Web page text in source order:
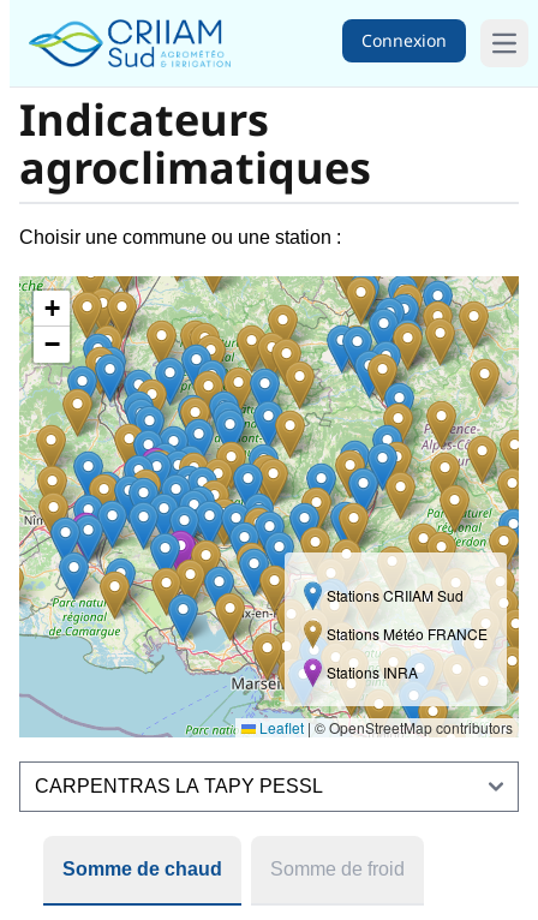
Connexion
Indicateurs
agroclimatiques
Choisir une commune ou une station :
+
−
Stations CRIIAM Sud
Stations Météo FRANCE
Stations INRA
Leaflet | © OpenStreetMap contributors
Somme de chaud Somme de froid